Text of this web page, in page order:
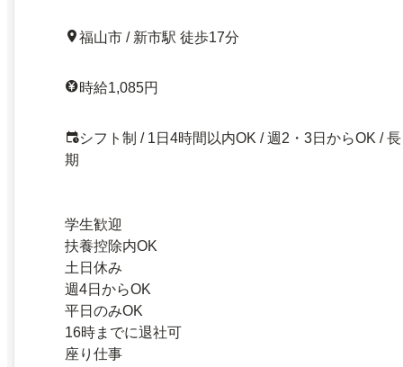
福山市 / 新市駅 徒歩17分
時給1,085円
シフト制 / 1日4時間以内OK / 週2・3日からOK / 長
期
学生歓迎
扶養控除内OK
土日休み
週4日からOK
平日のみOK
16時までに退社可
座り仕事